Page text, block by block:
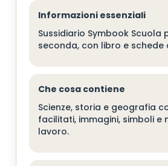
Informazioni essenziali
Sussidiario Symbook Scuola
seconda, con libro e schede
Che cosa contiene
Scienze, storia e geografia
facilitati, immagini, simboli e
lavoro.